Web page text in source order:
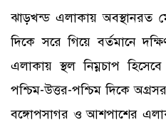
ঝাড়খন্ড এলাকায় অবস্থানরত
দিকে সরে গিয়ে বর্তমানে
এলাকায় স্থল নিম্নচাপ
পশ্চিম-উত্তর-পশ্চিম দিকে
বঙ্গোপসাগর ও আশপাশের